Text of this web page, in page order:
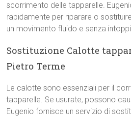
scorrimento delle tapparelle.
rapidamente per riparare o
un movimento fluido e senza
Sostituzione Calotte
Pietro Terme
Le calotte sono essenziali per il
tapparelle. Se usurate, possono
Eugenio fornisce un servizio di